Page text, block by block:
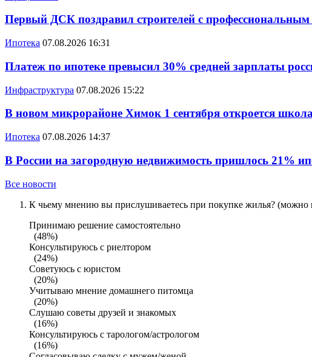
Первый ДСК поздравил строителей с
Ипотека 07.08.2026 16:31
Платеж по ипотеке превысил 30% средней зарплаты
Инфраструктура 07.08.2026 15:22
В новом микрорайоне Химок 1 сентября откроется
Ипотека 07.08.2026 14:37
В России на загородную недвижимость пришлось 21%
Все новости
К чьему мнению вы прислушиваетесь при покупке жилья? (можно
Принимаю решение самостоятельно
(48%)
Консультируюсь с риелтором
(24%)
Советуюсь с юристом
(20%)
Учитываю мнение домашнего питомца
(20%)
Слушаю советы друзей и знакомых
(16%)
Консультируюсь с тарологом/астрологом
(16%)